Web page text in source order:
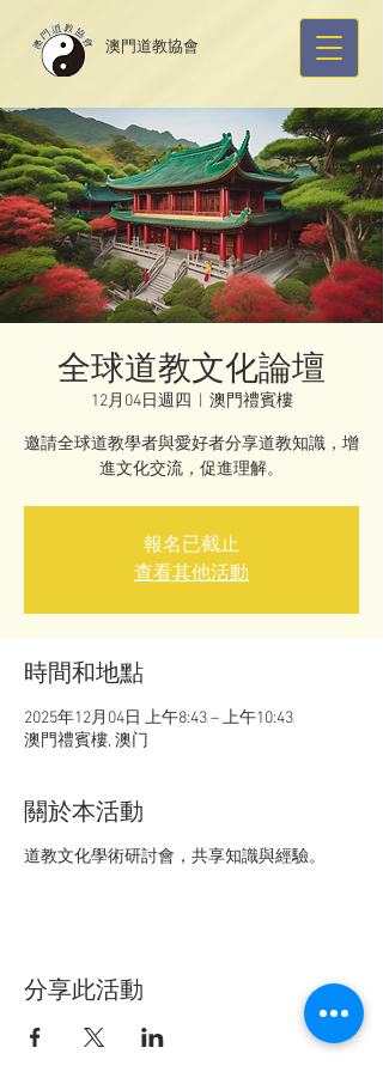
​澳門道教協會
全球道教文化論壇
12月04日週四 澳門禮賓樓
邀請全球道教學者與愛好者分享道教知識，增
進文化交流，促進理解。
報名已截止
查看其他活動
時間和地點
2025年12月04日 上午8:43 – 上午10:43
澳門禮賓樓, 澳门
關於本活動
道教文化學術研討會，共享知識與經驗。
分享此活動